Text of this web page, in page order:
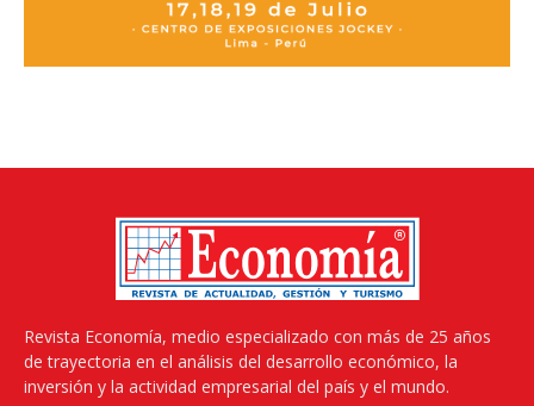
Revista Economía, medio especializado con más de 25 años
de trayectoria en el análisis del desarrollo económico, la
inversión y la actividad empresarial del país y el mundo.